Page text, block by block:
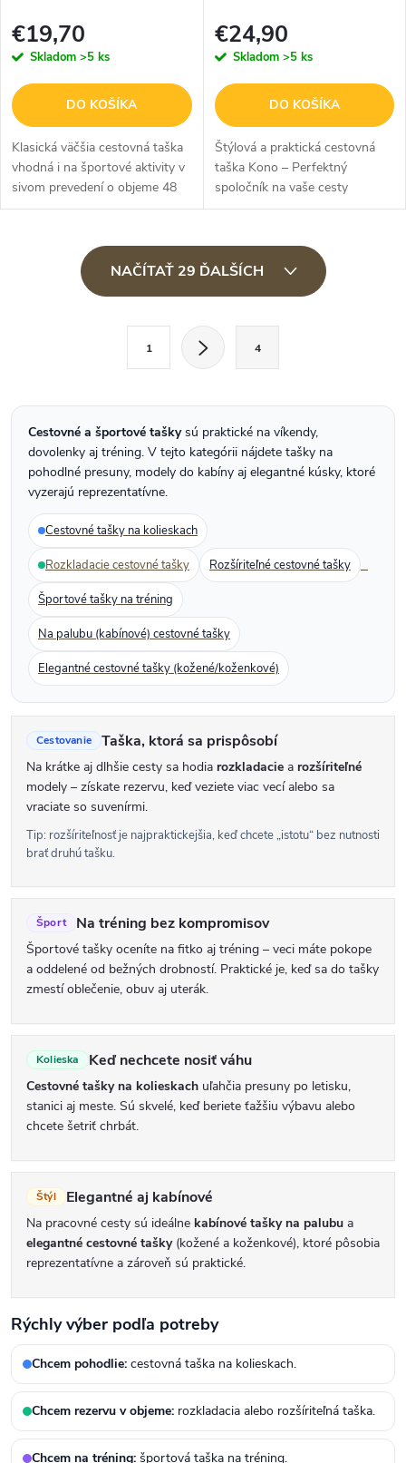
€19,70
Skladom >5 ks
DO KOŠÍKA
Klasická väčšia cestovná taška
vhodná i na športové aktivity v
sivom prevedení o objeme 48
L.
€24,90
Skladom >5 ks
DO KOŠÍKA
Štýlová a praktická cestovná
taška Kono – Perfektný
spoločník na vaše cesty
Viacúčelová cestovná taška
priehradkou na topánky a
kozmetickou taštičkou...
p
NAČÍTAŤ 29 ĎALŠÍCH
á
1 4
Cestovné a športové taškysú praktické na víkendy,
dovolenky aj tréning. V tejto kategórii nájdete tašky na
pohodlné presuny, modely do kabíny aj elegantné kúsky, ktoré
vyzerajú reprezentatívne.
Cestovné tašky na kolieskach
Rozkladacie cestovné tašky Rozšíriteľné cestovné tašky
Športové tašky na tréning
Na palubu (kabínové) cestovné tašky
Elegantné cestovné tašky (kožené/koženkové)
Cestovanie Taška, ktorá sa prispôsobí
Na krátke aj dlhšie cesty sa hodia rozkladacie a rozšíriteľné
modely – získate rezervu, keď veziete viac vecí alebo sa
vraciate so suvenírmi.
Tip: rozšíriteľnosť je najpraktickejšia, keď chcete „istotu“ bez nutnosti
brať druhú tašku.
Šport Na tréning bez kompromisov
Športové tašky oceníte na fitko aj tréning – veci máte pokope
a oddelené od bežných drobností. Praktické je, keď sa do tašky
zmestí oblečenie, obuv aj uterák.
Kolieska Keď nechcete nosiť váhu
Cestovné tašky na kolieskach uľahčia presuny po letisku,
stanici aj meste. Sú skvelé, keď beriete ťažšiu výbavu alebo
chcete šetriť chrbát.
Štýl Elegantné aj kabínové
Na pracovné cesty sú ideálne kabínové tašky na palubu a
elegantné cestovné tašky(kožené a koženkové), ktoré pôsobia
reprezentatívne a zároveň sú praktické.
Rýchly výber podľa potreby
Chcem pohodlie: cestovná taška na kolieskach.
Chcem rezervu v objeme: rozkladacia alebo rozšíriteľná taška.
Chcem na tréning: športová taška na tréning.